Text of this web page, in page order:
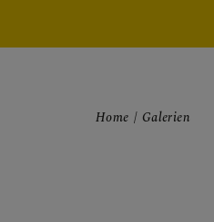
Home Galerien